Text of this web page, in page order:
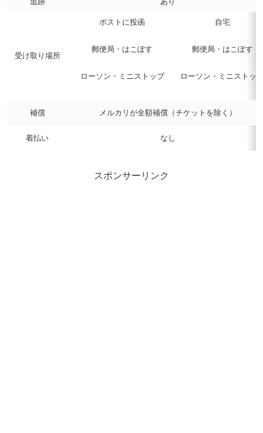
受け取り場所
ポストに投函
郵便局・はこぽす
ローソン・ミニストップ
自宅
郵便局・はこぽす
ローソン・ミニストッ
補償 メルカリが全額補償（チケットを除く）
着払い なし
スポンサーリンク